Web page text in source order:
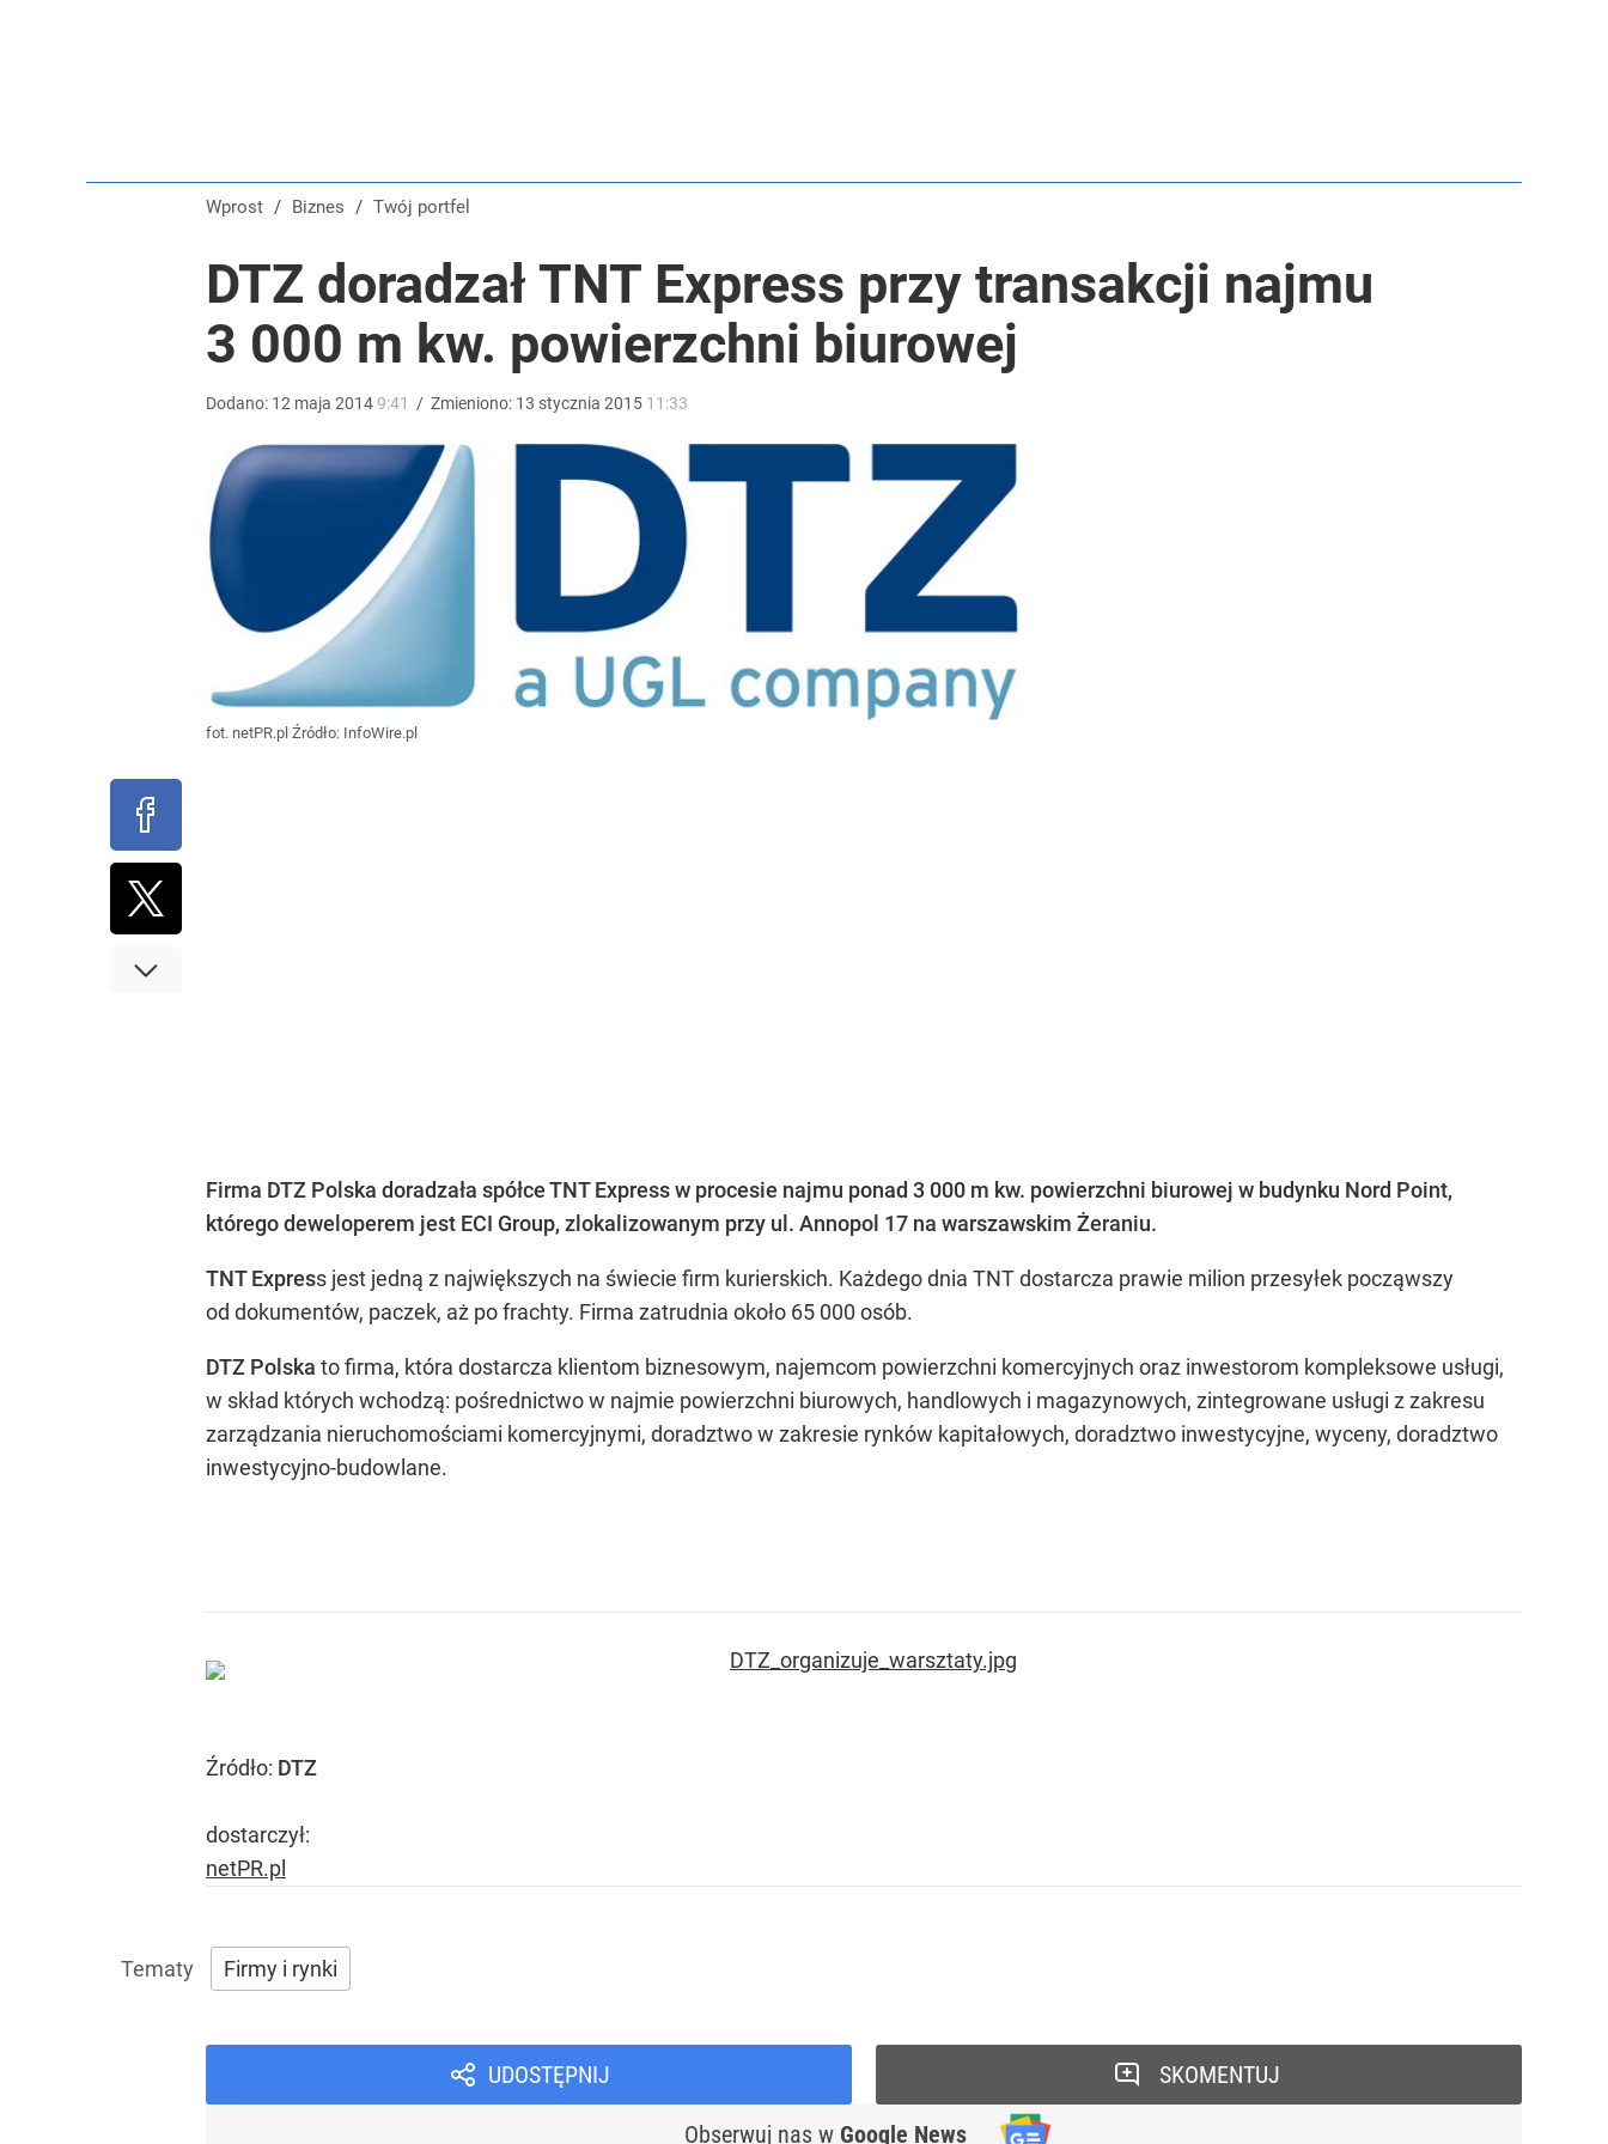
Nawrocki ma szansę na drugą kadencję? Tak ocenili go Polacy. Sondaż dla „Wprost”
Wprost / Biznes / Twój portfel
DTZ doradzał TNT Express przy transakcji najmu
3 000 m kw. powierzchni biurowej
Dodano: 12 maja 20149:41 / Zmieniono: 13 stycznia 2015 11:33
fot. netPR.pl Źródło: InfoWire.pl
Firma DTZ Polska doradzała spółce TNT Express w procesie najmu ponad 3 000 m kw. powierzchni biurowej w budynku Nord Point,
którego deweloperem jest ECI Group, zlokalizowanym przy ul. Annopol 17 na warszawskim Żeraniu.
TNT Express jest jedną z największych na świecie firm kurierskich. Każdego dnia TNT dostarcza prawie milion przesyłek począwszy
od dokumentów, paczek, aż po frachty. Firma zatrudnia około 65 000 osób.
DTZ Polska to firma, która dostarcza klientom biznesowym, najemcom powierzchni komercyjnych oraz inwestorom kompleksowe usługi,
w skład których wchodzą: pośrednictwo w najmie powierzchni biurowych, handlowych i magazynowych, zintegrowane usługi z zakresu
zarządzania nieruchomościami komercyjnymi, doradztwo w zakresie rynków kapitałowych, doradztwo inwestycyjne, wyceny, doradztwo
inwestycyjno-budowlane.
Źródło: DTZ
dostarczył:
netPR.pl
Firmy i rynki
UDOSTĘPNIJ
Obserwuj nas w Google News
SKOMENTUJ